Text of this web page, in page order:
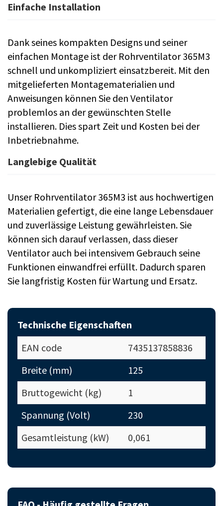
Einfache Installation
Dank seines kompakten Designs und seiner
einfachen Montage ist der Rohrventilator 365M3
schnell und unkompliziert einsatzbereit. Mit den
mitgelieferten Montagematerialien und
Anweisungen können Sie den Ventilator
problemlos an der gewünschten Stelle
installieren. Dies spart Zeit und Kosten bei der
Inbetriebnahme.
Langlebige Qualität
Unser Rohrventilator 365M3 ist aus hochwertigen
Materialien gefertigt, die eine lange Lebensdauer
und zuverlässige Leistung gewährleisten. Sie
können sich darauf verlassen, dass dieser
Ventilator auch bei intensivem Gebrauch seine
Funktionen einwandfrei erfüllt. Dadurch sparen
Sie langfristig Kosten für Wartung und Ersatz.
Technische Eigenschaften
EAN code
7435137858836
Breite (mm)
125
Bruttogewicht (kg)
1
Spannung (Volt)
230
Gesamtleistung (kW)
0,061